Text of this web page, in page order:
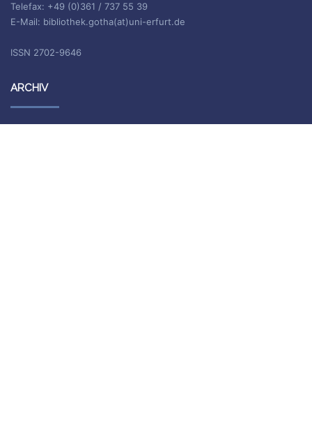
Telefax: +49 (0)361 / 737 55 39
E-Mail: bibliothek.gotha(at)uni-erfurt.de
ISSN 2702-9646
ARCHIV